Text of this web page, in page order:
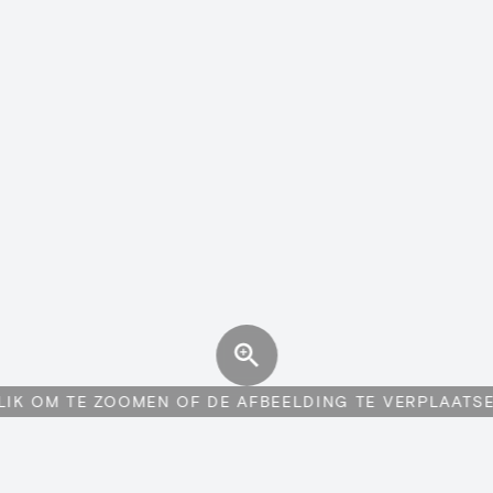
OM TE ZOOMEN OF DE AFBEELDING TE